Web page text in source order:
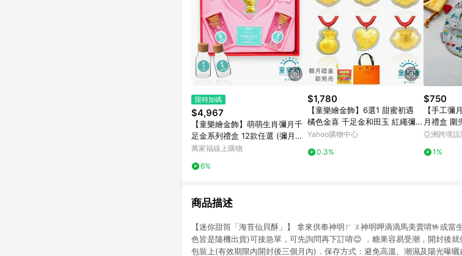
限時加碼
$4,967
【童樂繪金飾】萌萌生肖彌月千
足金系列禮盒 12款任選 (彌月金
飾 彌月禮)
萬家福線上購物
6%
$1,780
【童樂繪金飾】6選1 甜蜜初遇
橘色金喜 千足金和田玉 紅繩彌月
禮盒 (附贈啟蒙布書)
Yahoo購物中心
0.3%
$750
【手工彌
月禮盒 圍
亞洲跨境
1%
商品描述
【迷你甜筒「海苔仙貝酥」】 拿來供奉神明ㄏㄡ神明呷滴滴馬美賣唷🤟或
色皆是隨機出貨)可接急單，可先詢問再下訂唷😊 ．糖果容易受潮，開封後
包裝上(有效期限內開封後三個月內)．保存方式：避免高溫、潮濕及陽光曝